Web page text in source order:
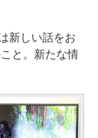
新しい話をお
と。新たな情